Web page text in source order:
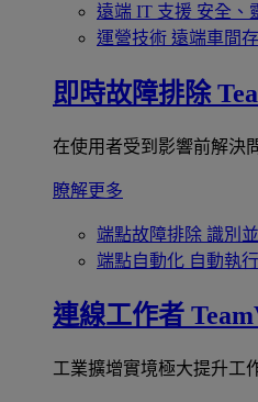
遠端 IT 支援 安全、
運營技術 遠端車間
即時故障排除
在使用者受到影響前解決
瞭解更多
端點故障排除 識別
端點自動化 自動執
連線工作者
工業擴增實境極大提升工